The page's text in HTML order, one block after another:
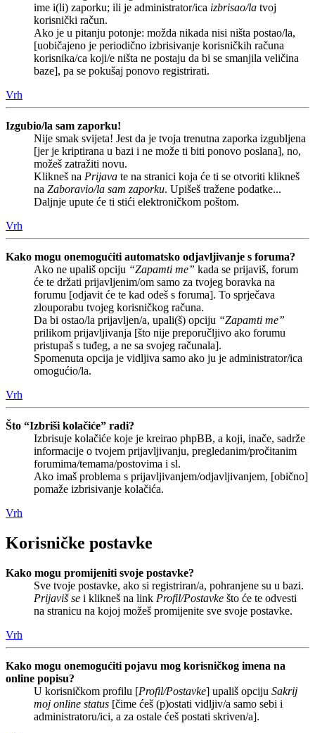
ime i(li) zaporku; ili je administrator/ica izbrisao/la tvoj
korisnički račun.
Ako je u pitanju potonje: možda nikada nisi ništa postao/la,
[uobičajeno je periodično izbrisivanje korisničkih računa
korisnika/ca koji/e ništa ne postaju da bi se smanjila veličina
baze], pa se pokušaj ponovo registrirati.
Vrh
Izgubio/la sam zaporku!
Nije smak svijeta! Jest da je tvoja trenutna zaporka izgubljena
[jer je kriptirana u bazi i ne može ti biti ponovo poslana], no,
možeš zatražiti novu.
Klikneš na Prijava te na stranici koja će ti se otvoriti klikneš
na Zaboravio/la sam zaporku. Upišeš tražene podatke...
Daljnje upute će ti stići elektroničkom poštom.
Vrh
Kako mogu onemogućiti automatsko odjavljivanje s foruma?
Ako ne upališ opciju “Zapamti me” kada se prijaviš, forum
će te držati prijavljenim/om samo za tvojeg boravka na
forumu [odjavit će te kad odeš s foruma]. To sprječava
zlouporabu tvojeg korisničkog računa.
Da bi ostao/la prijavljen/a, upali(š) opciju “Zapamti me”
prilikom prijavljivanja [što nije preporučljivo ako forumu
pristupaš s tuđeg, a ne sa svojeg računala].
Spomenuta opcija je vidljiva samo ako ju je administrator/ica
omogućio/la.
Vrh
Što “Izbriši kolačiće” radi?
Izbrisuje kolačiće koje je kreirao phpBB, a koji, inače, sadrže
informacije o tvojem prijavljivanju, pregledanim/pročitanim
forumima/temama/postovima i sl.
Ako imaš problema s prijavljivanjem/odjavljivanjem, [obično]
pomaže izbrisivanje kolačića.
Vrh
Korisničke postavke
Kako mogu promijeniti svoje postavke?
Sve tvoje postavke, ako si registriran/a, pohranjene su u bazi.
Prijaviš se i klikneš na link Profil/Postavke što će te odvesti
na stranicu na kojoj možeš promijenite sve svoje postavke.
Vrh
Kako mogu onemogućiti pojavu mog korisničkog imena na
online popisu?
U korisničkom profilu [Profil/Postavke] upališ opciju Sakrij
moj online status [čime ćeš (p)ostati vidljiv/a samo sebi i
administratoru/ici, a za ostale ćeš postati skriven/a].